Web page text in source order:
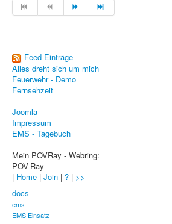
Home
PHP
Webdesign
Grafik
Sicherheit
CMS +
Home
Feed-Einträge
Alles dreht sich um mich
Feuerwehr - Demo
Fernsehzeit
Joomla
Impressum
EMS - Tagebuch
Mein POVRay - Webring:
POV-Ray
| Home | Join | ? | >>
docs
ems
EMS Einsatz